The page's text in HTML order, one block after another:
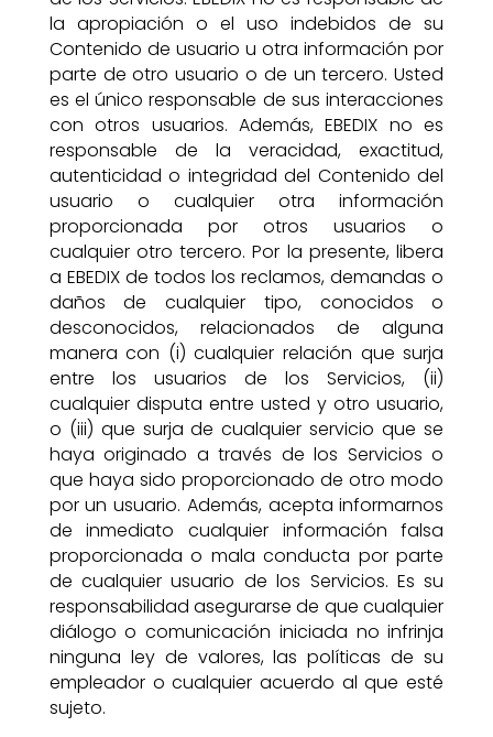
la apropiación o el uso indebidos de su
Contenido de usuario u otra información por
parte de otro usuario o de un tercero. Usted
es el único responsable de sus interacciones
con otros usuarios. Además, EBEDIX no es
responsable de la veracidad, exactitud,
autenticidad o integridad del Contenido del
usuario o cualquier otra información
proporcionada por otros usuarios o
cualquier otro tercero. Por la presente, libera
a EBEDIX de todos los reclamos, demandas o
daños de cualquier tipo, conocidos o
desconocidos, relacionados de alguna
manera con (i) cualquier relación que surja
entre los usuarios de los Servicios, (ii)
cualquier disputa entre usted y otro usuario,
o (iii) que surja de cualquier servicio que se
haya originado a través de los Servicios o
que haya sido proporcionado de otro modo
por un usuario. Además, acepta informarnos
de inmediato cualquier información falsa
proporcionada o mala conducta por parte
de cualquier usuario de los Servicios. Es su
responsabilidad asegurarse de que cualquier
diálogo o comunicación iniciada no infrinja
ninguna ley de valores, las políticas de su
empleador o cualquier acuerdo al que esté
sujeto.